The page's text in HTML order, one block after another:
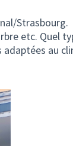
Strasbourg.
etc. Quel
adaptées au